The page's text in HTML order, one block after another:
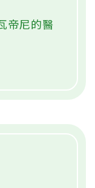
帝尼的醫